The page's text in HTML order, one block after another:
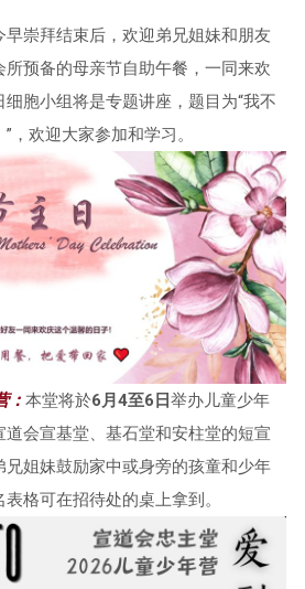
早崇拜结束后，欢迎弟兄姐妹和朋友
所预备的母亲节自助午餐，一同来欢
胞小组将是专题讲座，题目为“我不
，欢迎大家参加和学习。
： 本堂将於6月4至6日举办儿童少年
道会宣基堂、基石堂和安柱堂的短宣
兄姐妹鼓励家中或身旁的孩童和少年
格可在招待处的桌上拿到。